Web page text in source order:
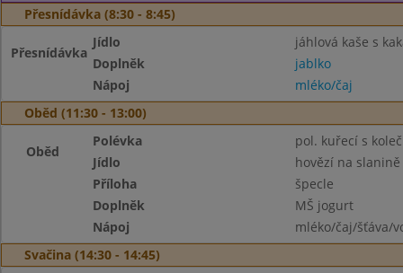
Přesnídávka (8:30 - 8:45)
Přesnídávka
Jídlo
jáhlová kaše s
Doplněk
jablko
Nápoj
mléko/čaj
Oběd (11:30 - 13:00)
Oběd
Polévka
pol. kuřecí s
Jídlo
hovězí na slanině
Příloha
špecle
Doplněk
MŠ jogurt
Nápoj
mléko/čaj/šťáva/
Svačina (14:30 - 14:45)